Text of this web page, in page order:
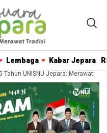
Lembaga Kabar Jepara
UNISNU Jepara: Merawat